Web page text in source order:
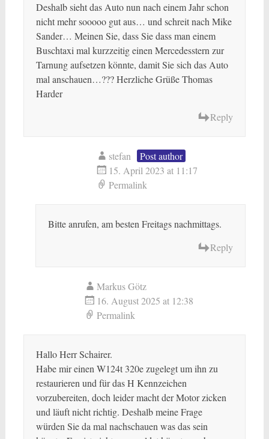
Deshalb sieht das Auto nun nach einem Jahr schon
nicht mehr sooooo gut aus… und schreit nach Mike
Sander… Meinen Sie, dass Sie dass man einem
Buschtaxi mal kurzzeitig einen Mercedesstern zur
Tarnung aufsetzen könnte, damit Sie sich das Auto
mal anschauen…??? Herzliche Grüße Thomas
Harder
Reply
stefan
Post author
15. April 2023 at 11:17
Permalink
Bitte anrufen, am besten Freitags nachmittags.
Reply
Markus Götz
16. August 2025 at 12:38
Permalink
Hallo Herr Schairer.
Habe mir einen W124t 320e zugelegt um ihn zu
restaurieren und für das H Kennzeichen
vorzubereiten, doch leider macht der Motor zicken
und läuft nicht richtig. Deshalb meine Frage
würden Sie da mal nachschauen was das sein